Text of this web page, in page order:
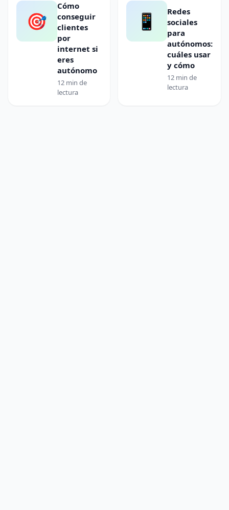
🎯
Cómo
conseguir
clientes
por
internet si
eres
autónomo
12 min de
lectura
📱
Redes
sociales
para
autónomos:
cuáles usar
y cómo
12 min de
lectura